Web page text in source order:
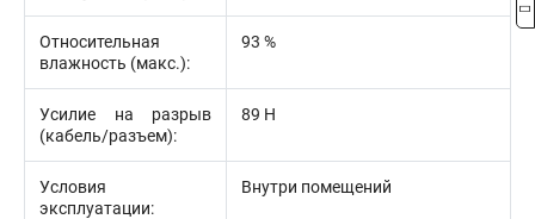
Относительная
влажность (макс.):
93 %
Усилие на разрыв
(кабель/разъем):
89 Н
Условия
эксплуатации:
Внутри помещений